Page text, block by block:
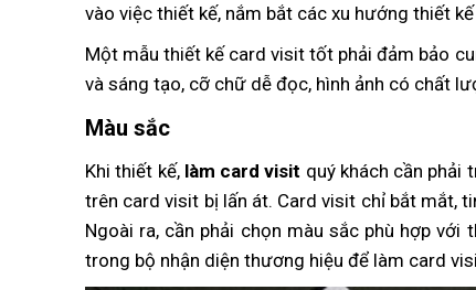
vào việc thiết kế, nắm bắt các xu hướng thiết
Một mẫu thiết kế card visit tốt phải đảm bảo
và sáng tạo, cỡ chữ dễ đọc, hình ảnh có chất
Màu sắc
Khi thiết kế, làm card visit quý khách cần phải
trên card visit bị lấn át. Card visit chỉ bắt mắt,
Ngoài ra, cần phải chọn màu sắc phù hợp
trong bộ nhận diện thương hiệu để làm card